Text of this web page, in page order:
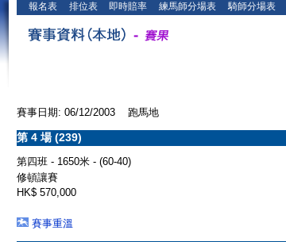
報名表 排位表 即時賠率 練馬師分場表 騎師分場表
賽事日期: 06/12/2003 跑馬地
第 4 場 (239)
第四班 - 1650米 - (60-40)
修頓讓賽
HK$ 570,000
賽事重溫